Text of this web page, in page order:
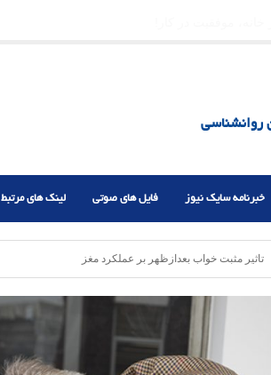
روانشناسی
خبرنامه سایک نیوز فایل های صوتی لینک های مرتبط
مثبت خواب بعدازظهر بر عملکرد مغز